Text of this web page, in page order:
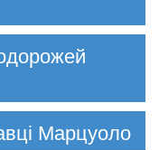
Марцуоло